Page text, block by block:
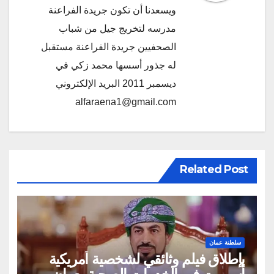
ويسعدنا أن تكون جريدة الفراعنة
مدرسه لتخريج جيل من شباب
الصحفيين جريدة الفراعنة مستقبل
له جذور أسسها محمد زكي في
ديسمبر 2011 البريد الإلكتروني
alfaraena1@gmail.com
Related Post
سلطنة عمان
بإطلاق فيلم وثائقي لشخصية أمريكية